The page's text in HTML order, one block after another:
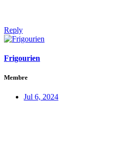
Reply
Frigourien
Membre
Jul 6, 2024